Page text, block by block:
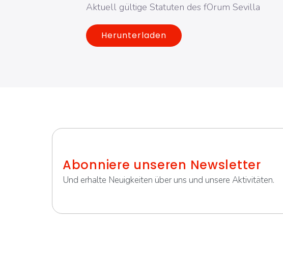
Aktuell gültige Statuten des fOrum Sevilla
Herunterladen
Abonniere unseren Newsletter
Und erhalte Neuigkeiten über uns und unsere Aktivitäten.